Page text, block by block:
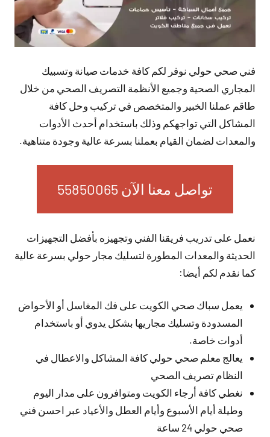
فني صحي حولي نوفر لكم كافة خدمات صيانة وتسبيك
المجاري الصحية وجميع الأنظمة التصريف الصحي من خلال
طاقم عملنا الخبير والمتخصص في تركيب وحل كافة
المشاكل التي تواجهكم وذلك باستخدام أحدث الأدوات
والمعدات لضمان القيام بعملنا بسرعة عالية وجودة متناهية.
تواصل معنا الآن 55850065
نعمل على تدريب فريقنا الفني وتجهيزه بأفضل التجهيزات
الحديثة والمعدات المطورة لتسليك مجار حولي بسرعة عالية
كما نقدم لكم أيضا:
يعمل سباك صحي الكويت على فك المغاسل أو الأحواض
المسدودة وتسليك مجاريها بشكل يدوي أو باستخدام
أدوات خاصة.
يعالج معلم صحي حولي كافة المشاكل والاعطال في
النظام تصريف الصحي
نغطي كافة أرجاء الكويت ومتوافرون على مدار اليوم
وطيلة أيام الأسبوع وأيام العطل والأعياد عبر احسن فني
صحي حولي 24 ساعة